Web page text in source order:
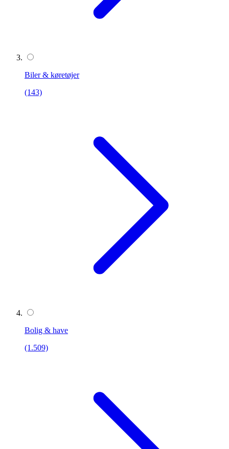
Biler & køretøjer
(143)
Bolig & have
(1.509)